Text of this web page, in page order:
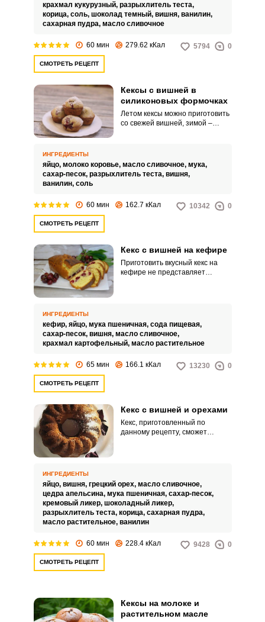
крахмал кукурузный, разрыхлитель теста,
корица, соль, шоколад темный, вишня, ванилин,
сахарная пудра, масло сливочное
60 мин 279.62 кКал 5794 0
СМОТРЕТЬ РЕЦЕПТ
Кексы с вишней в
силиконовых формочках
Летом кексы можно приготовить
со свежей вишней, зимой –
вкусно, главное не забудьте
избавиться от косточек.
ИНГРЕДИЕНТЫ
яйцо, молоко коровье, масло сливочное, мука,
сахар-песок, разрыхлитель теста, вишня,
ванилин, соль
60 мин 162.7 кКал 10342 0
СМОТРЕТЬ РЕЦЕПТ
Кекс с вишней на кефире
Приготовить вкусный кекс на
кефире не представляет
добавляют в кекс кислинку и
делают его вкус более
контрастным.
ИНГРЕДИЕНТЫ
кефир, яйцо, мука пшеничная, сода пищевая,
сахар-песок, вишня, масло сливочное,
крахмал картофельный, масло растительное
65 мин 166.1 кКал 13230 0
СМОТРЕТЬ РЕЦЕПТ
Кекс с вишней и орехами
Кекс, приготовленный по
данному рецепту, сможет
ИНГРЕДИЕНТЫ
яйцо, вишня, грецкий орех, масло сливочное,
цедра апельсина, мука пшеничная, сахар-песок,
кремовый ликер, шоколадный ликер,
разрыхлитель теста, корица, сахарная пудра,
масло растительное, ванилин
60 мин 228.4 кКал 9428 0
СМОТРЕТЬ РЕЦЕПТ
Кексы на молоке и
растительном масле